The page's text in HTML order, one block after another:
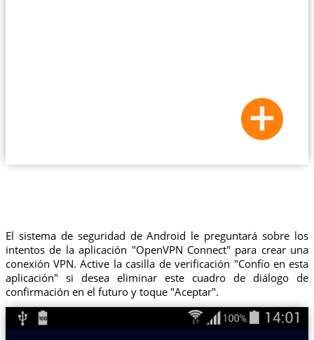
El sistema de seguridad de Android le preguntará sobre los
intentos de la aplicación "OpenVPN Connect" para crear una
conexión VPN. Active la casilla de verificación "Confío en esta
aplicación" si desea eliminar este cuadro de diálogo de
confirmación en el futuro y toque "Aceptar".